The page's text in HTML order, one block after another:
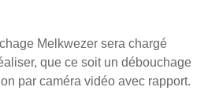
Melkwezer sera chargé
que ce soit un débouchage
par caméra vidéo avec rapport.